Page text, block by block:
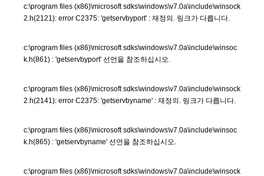
c:\program files (x86)\microsoft sdks\windows\v7.0a\include\winsock
2.h(2121): error C2375: 'getservbyport' : 재정의. 링크가 다릅니다.
c:\program files (x86)\microsoft sdks\windows\v7.0a\include\winsoc
k.h(861) : 'getservbyport' 선언을 참조하십시오.
c:\program files (x86)\microsoft sdks\windows\v7.0a\include\winsock
2.h(2141): error C2375: 'getservbyname' : 재정의. 링크가 다릅니다.
c:\program files (x86)\microsoft sdks\windows\v7.0a\include\winsoc
k.h(865) : 'getservbyname' 선언을 참조하십시오.
c:\program files (x86)\microsoft sdks\windows\v7.0a\include\winsock